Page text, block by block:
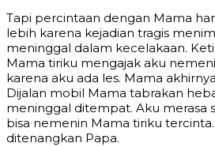
Tapi percintaan dengan Mama
lebih karena kejadian tragis
meninggal dalam kecelakaan.
Mama tiriku mengajak aku
karena aku ada les. Mama
Dijalan mobil Mama tabrakan
meninggal ditempat. Aku merasa
bisa nemenin Mama tiriku
ditenangkan Papa.